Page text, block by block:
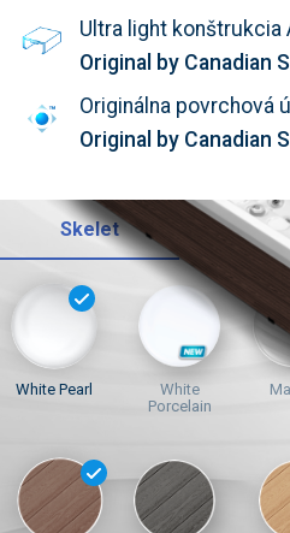
Ultra light konštrukcia
Original by Canadian
Originálna povrchová
Original by Canadian
Skelet
White Pearl
White
Porcelain